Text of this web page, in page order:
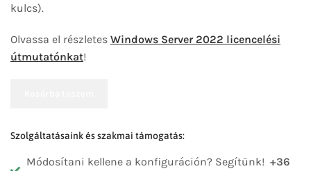
kulcs).
Olvassa el részletes Windows Server 2022 licencelési
útmutatónkat!
Szolgáltatásaink és szakmai támogatás:
Módosítani kellene a konfiguráción? Segítünk! +36